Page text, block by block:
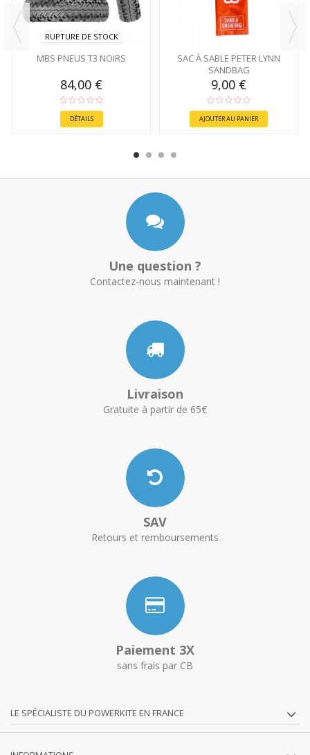
RUPTURE DE STOCK
MBS PNEUS T3 NOIRS
84,00 €
DÉTAILS
SAC À SABLE PETER LYNN
SANDBAG
9,00 €
AJOUTER AU PANIER
Une question ?
Contactez-nous maintenant !
Livraison
Gratuite à partir de 65€
SAV
Retours et remboursements
Paiement 3X
sans frais par CB
LE SPÉCIALISTE DU POWERKITE EN FRANCE